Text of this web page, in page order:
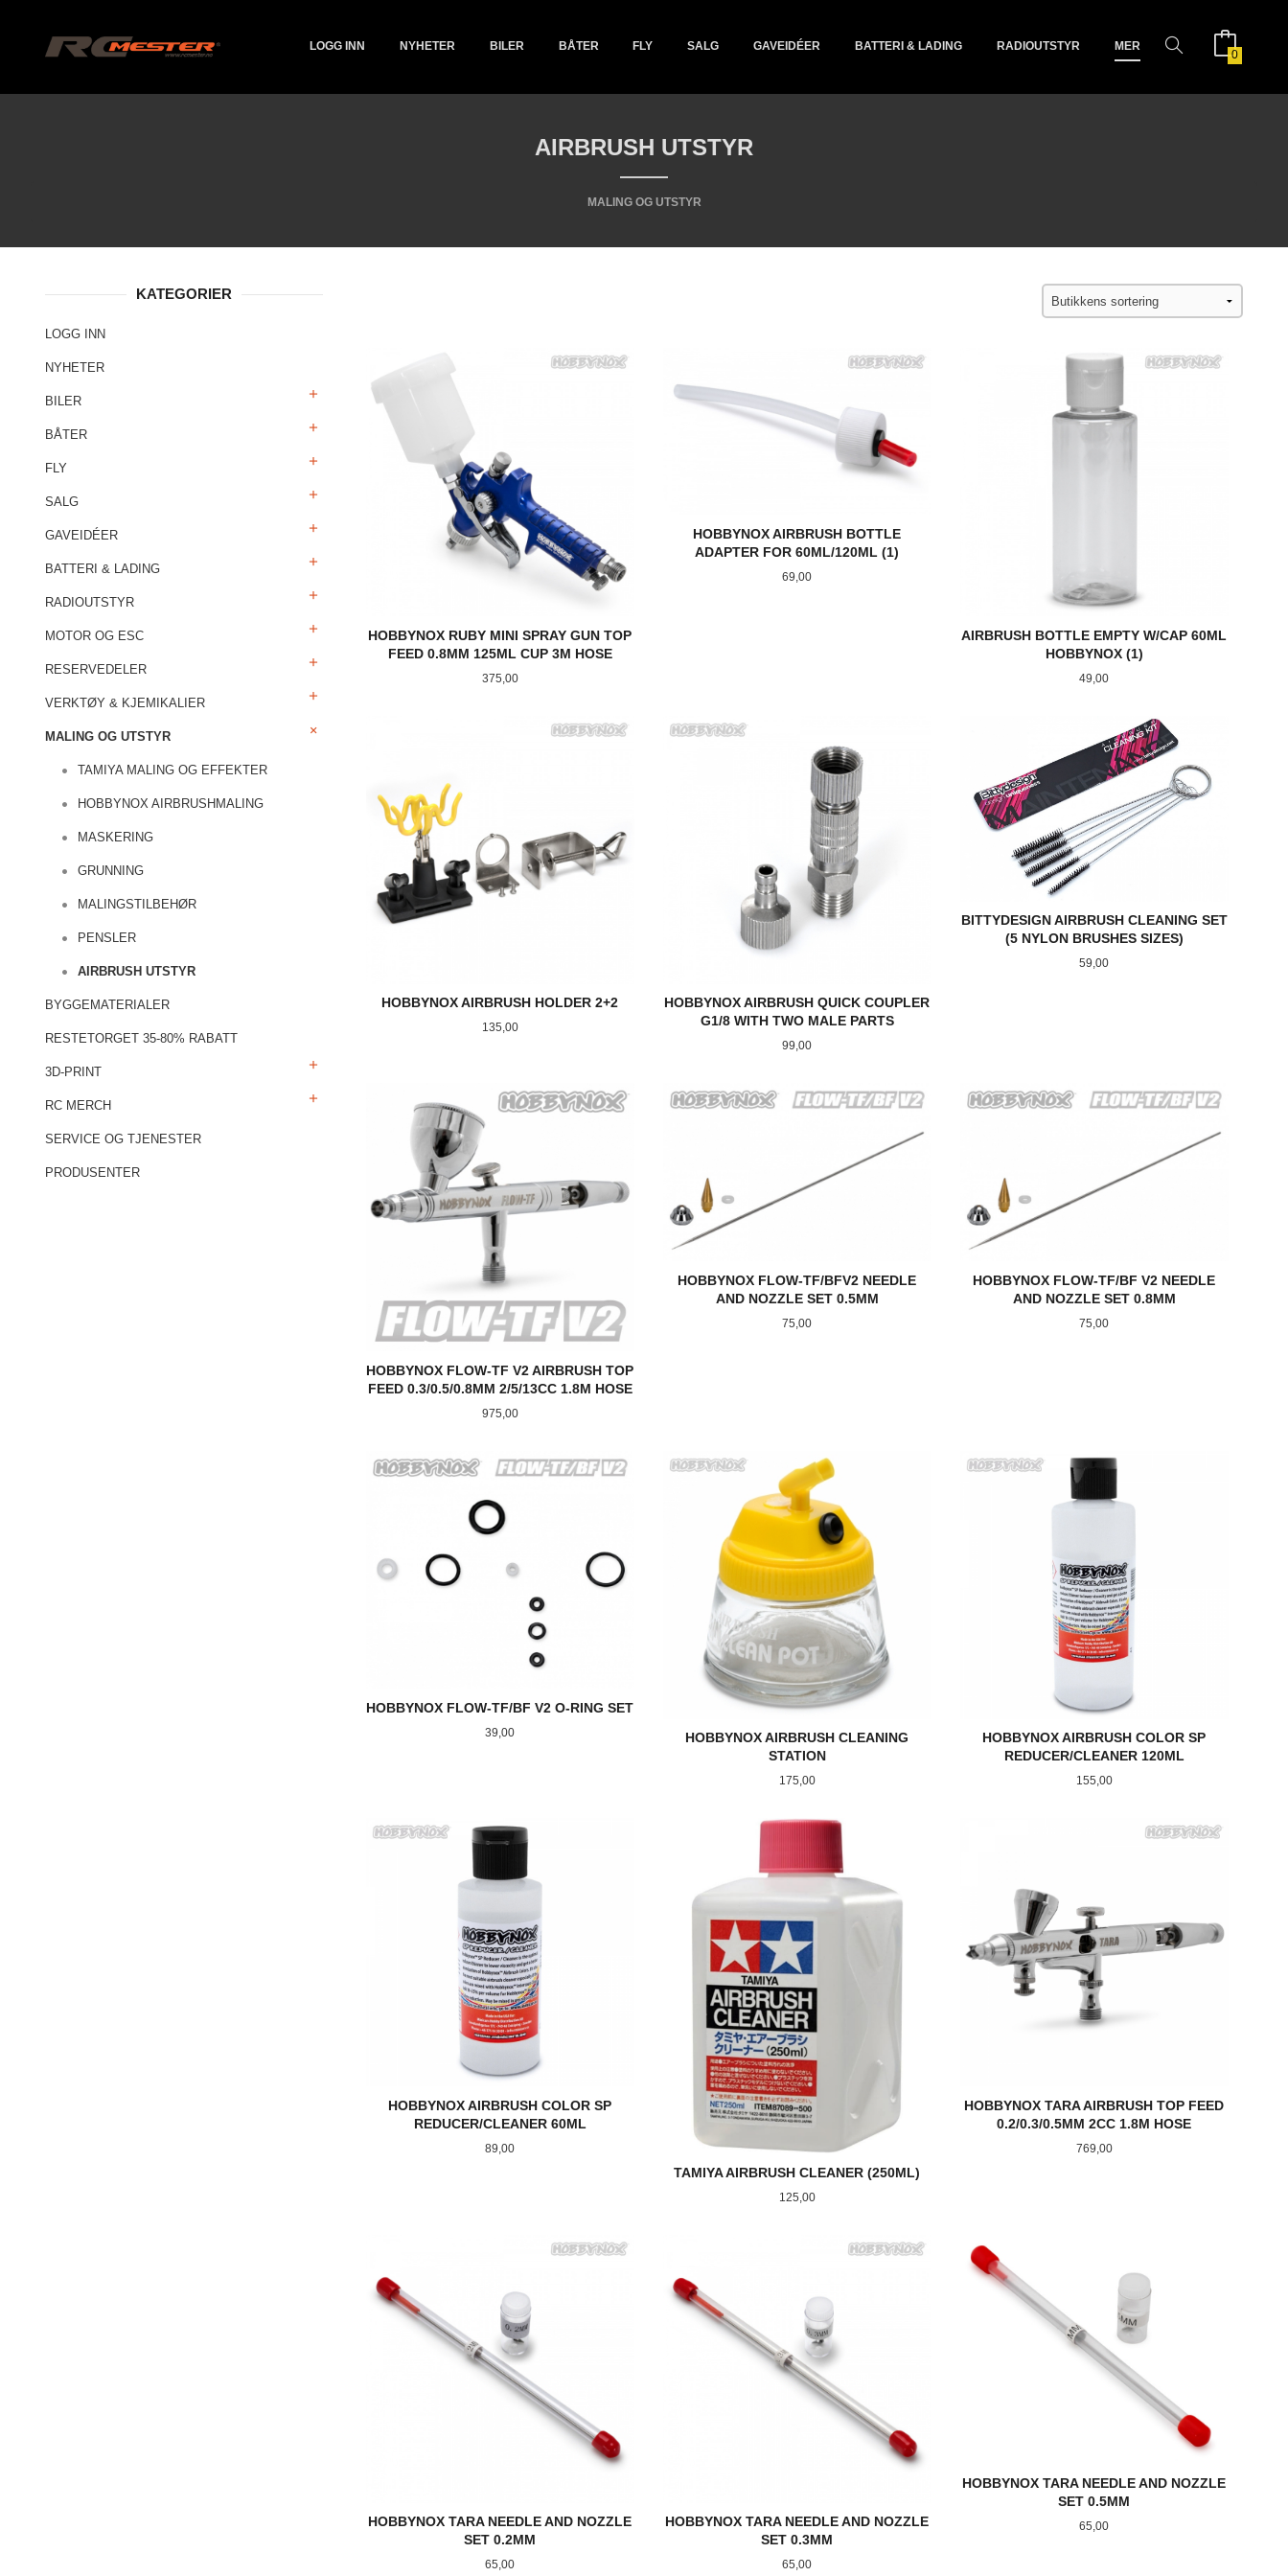
LOGG INN NYHETER BILER BÅTER FLY SALG GAVEIDÉER BATTERI & LADING RADIOUTSTYR MER
0
AIRBRUSH UTSTYR
MALING OG UTSTYR
HOBBYNOX RUBY MINI SPRAY GUN TOP
FEED 0.8MM 125ML CUP 3M HOSE
Pris
375,00
HOBBYNOX AIRBRUSH BOTTLE
ADAPTER FOR 60ML/120ML (1)
Pris
69,00
AIRBRUSH BOTTLE EMPTY W/CAP 60ML
HOBBYNOX (1)
Pris
49,00
HOBBYNOX AIRBRUSH HOLDER 2+2
Pris
135,00
KJØP
HOBBYNOX AIRBRUSH QUICK COUPLER
G1/8 WITH TWO MALE PARTS
Pris
99,00
KJØP
BITTYDESIGN AIRBRUSH CLEANING SET
(5 NYLON BRUSHES SIZES)
Pris
59,00
KJØP
HOBBYNOX FLOW-TF V2 AIRBRUSH TOP
FEED 0.3/0.5/0.8MM 2/5/13CC 1.8M HOSE
Pris
975,00
LES MER
HOBBYNOX FLOW-TF/BFV2 NEEDLE
AND NOZZLE SET 0.5MM
Pris
75,00
KJØP
HOBBYNOX FLOW-TF/BF V2 NEEDLE
AND NOZZLE SET 0.8MM
Pris
75,00
KJØP
HOBBYNOX FLOW-TF/BF V2 O-RING SET
Pris
39,00
KJØP
HOBBYNOX AIRBRUSH CLEANING
STATION
Pris
175,00
KJØP
HOBBYNOX AIRBRUSH COLOR SP
REDUCER/CLEANER 120ML
Pris
155,00
HOBBYNOX AIRBRUSH COLOR SP
REDUCER/CLEANER 60ML
Pris
89,00
TAMIYA AIRBRUSH CLEANER (250ML)
Pris
125,00
HOBBYNOX TARA AIRBRUSH TOP FEED
0.2/0.3/0.5MM 2CC 1.8M HOSE
Pris
769,00
HOBBYNOX TARA NEEDLE AND NOZZLE
SET 0.2MM
Pris
65,00
HOBBYNOX TARA NEEDLE AND NOZZLE
SET 0.3MM
Pris
65,00
HOBBYNOX TARA NEEDLE AND NOZZLE
SET 0.5MM
Pris
65,00
KATEGORIER
LOGG INN
NYHETER
BILER
BÅTER
FLY
SALG
GAVEIDÉER
BATTERI & LADING
RADIOUTSTYR
MOTOR OG ESC
RESERVEDELER
VERKTØY & KJEMIKALIER
MALING OG UTSTYR
TAMIYA MALING OG EFFEKTER
HOBBYNOX AIRBRUSHMALING
MASKERING
GRUNNING
MALINGSTILBEHØR
PENSLER
AIRBRUSH UTSTYR
BYGGEMATERIALER
RESTETORGET 35-80% RABATT
3D-PRINT
RC MERCH
SERVICE OG TJENESTER
PRODUSENTER